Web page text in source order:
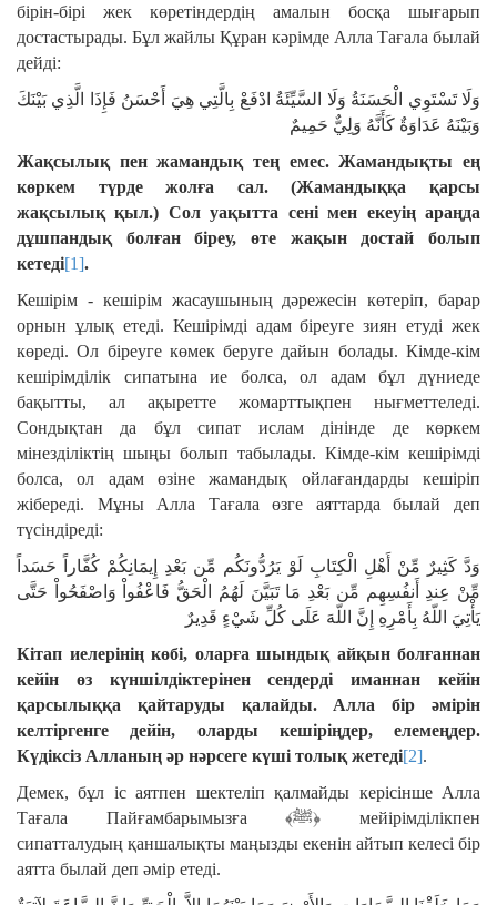
бірін-бірі жек көретіндердің амалын босқа шығарып
достастырады. Бұл жайлы Құран кәрімде Алла Тағала былай
дейді:
وَلَا تَسْتَوِي الْحَسَنَةُ وَلَا السَّيِّئَةُ ادْفَعْ بِالَّتِي هِيَ أَحْسَنُ فَإِذَا الَّذِي بَيْنَكَ
وَبَيْنَهُ عَدَاوَةٌ كَأَنَّهُ وَلِيٌّ حَمِيمٌ
Жақсылық пен жамандық тең емес. Жамандықты ең
көркем түрде жолға сал. (Жамандыққа қарсы
жақсылық қыл.) Сол уақытта сені мен екеуің араңда
дұшпандық болған біреу, өте жақын достай болып
кетеді[1].
Кешірім - кешірім жасаушының дәрежесін көтеріп, барар
орнын ұлық етеді. Кешірімді адам біреуге зиян етуді жек
көреді. Ол біреуге көмек беруге дайын болады. Кімде-кім
кешірімділік сипатына ие болса, ол адам бұл дүниеде
бақытты, ал ақыретте жомарттықпен нығметтеледі.
Сондықтан да бұл сипат ислам дінінде де көркем
мінезділіктің шыңы болып табылады. Кімде-кім кешірімді
болса, ол адам өзіне жамандық ойлағандарды кешіріп
жібереді. Мұны Алла Тағала өзге аяттарда былай деп
түсіндіреді:
وَدَّ كَثِيرٌ مِّنْ أَهْلِ الْكِتَابِ لَوْ يَرُدُّونَكُم مِّن بَعْدِ إِيمَانِكُمْ كُفَّاراً حَسَداً
مِّنْ عِندِ أَنفُسِهِم مِّن بَعْدِ مَا تَبَيَّنَ لَهُمُ الْحَقُّ فَاعْفُواْ وَاصْفَحُواْ حَتَّى
يَأْتِيَ اللّهُ بِأَمْرِهِ إِنَّ اللّهَ عَلَى كُلِّ شَيْءٍ قَدِيرٌ
Кітап иелерінің көбі, оларға шындық айқын болғаннан
кейін өз күншілдіктерінен сендерді иманнан кейін
қарсылыққа қайтаруды қалайды. Алла бір әмірін
келтіргенге дейін, оларды кешіріңдер, елемеңдер.
Күдіксіз Алланың әр нәрсеге күші толық жетеді[2].
Демек, бұл іс аятпен шектеліп қалмайды керісінше Алла
Тағала Пайғамбарымызға ﴾ﷺ﴿ мейірімділікпен
сипатталудың қаншалықты маңызды екенін айтып келесі бір
аятта былай деп әмір етеді.